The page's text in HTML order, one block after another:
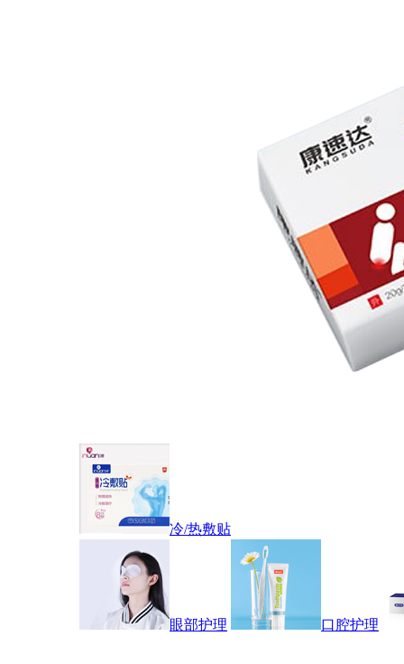
冷/热敷贴
眼部护理 口腔护理